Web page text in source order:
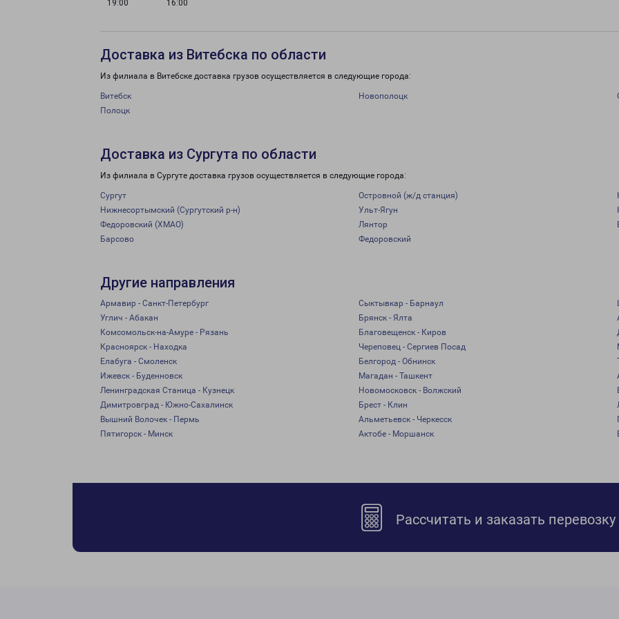
19:00
16:00
Доставка из Витебска по области
Из филиала в Витебске доставка грузов осуществляется в следующие города:
Витебск Новополоцк
Полоцк
Доставка из Сургута по области
Из филиала в Сургуте доставка грузов осуществляется в следующие города:
Сургут Островной (ж/д станция)
Нижнесортымский (Сургутский р-н)
Ульт-Ягун
Федоровский (ХМАО)
Лянтор
Барсово
Федоровский
Другие направления
Армавир - Санкт-Петербург Сыктывкар - Барнаул
Углич - Абакан
Брянск - Ялта
Комсомольск-на-Амуре - Рязань
Благовещенск - Киров
Красноярск - Находка
Череповец - Сергиев Посад
Елабуга - Смоленск
Белгород - Обнинск
Ижевск - Буденновск
Магадан - Ташкент
Ленинградская Станица - Кузнецк
Новомосковск - Волжский
Димитровград - Южно-Сахалинск
Брест - Клин
Вышний Волочек - Пермь
Альметьевск - Черкесск
Пятигорск - Минск
Актобе - Моршанск
Рассчитать и заказать перевозку